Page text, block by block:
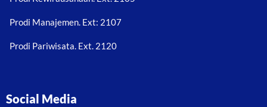
Prodi Manajemen. Ext: 2107
Prodi Pariwisata. Ext. 2120
Social Media